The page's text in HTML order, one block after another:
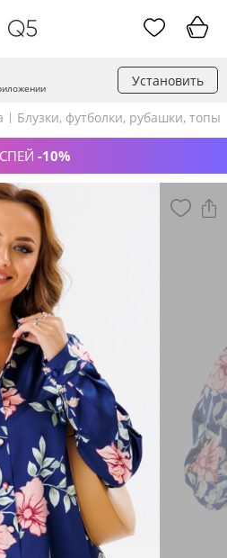
Установить
Блузки, футболки, рубашки, топы
-10%